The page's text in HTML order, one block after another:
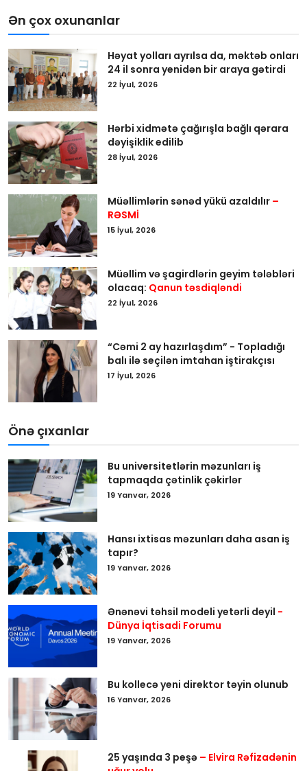
Ən çox oxunanlar
Həyat yolları ayrılsa da, məktəb onları
24 il sonra yenidən bir araya gətirdi
22 İyul, 2026
Hərbi xidmətə çağırışla bağlı qərara
dəyişiklik edilib
28 İyul, 2026
Müəllimlərin sənəd yükü azaldılır –
RƏSMİ
15 İyul, 2026
Müəllim və şagirdlərin geyim tələbləri
olacaq: Qanun təsdiqləndi
22 İyul, 2026
“Cəmi 2 ay hazırlaşdım” - Topladığı
balı ilə seçilən imtahan iştirakçısı
17 İyul, 2026
Önə çıxanlar
Bu universitetlərin məzunları iş
tapmaqda çətinlik çəkirlər
19 Yanvar, 2026
Hansı ixtisas məzunları daha asan iş
tapır?
19 Yanvar, 2026
Ənənəvi təhsil modeli yetərli deyil -
Dünya İqtisadi Forumu
19 Yanvar, 2026
Bu kollecə yeni direktor təyin olunub
16 Yanvar, 2026
25 yaşında 3 peşə – Elvira Rəfizadənin